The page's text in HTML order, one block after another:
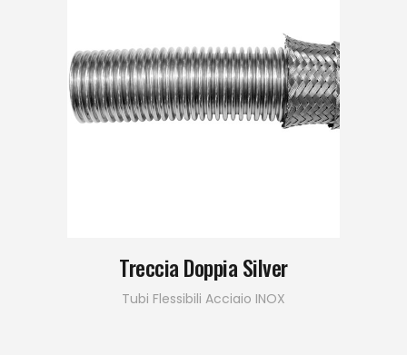
Treccia Doppia Silver
Tubi Flessibili Acciaio INOX